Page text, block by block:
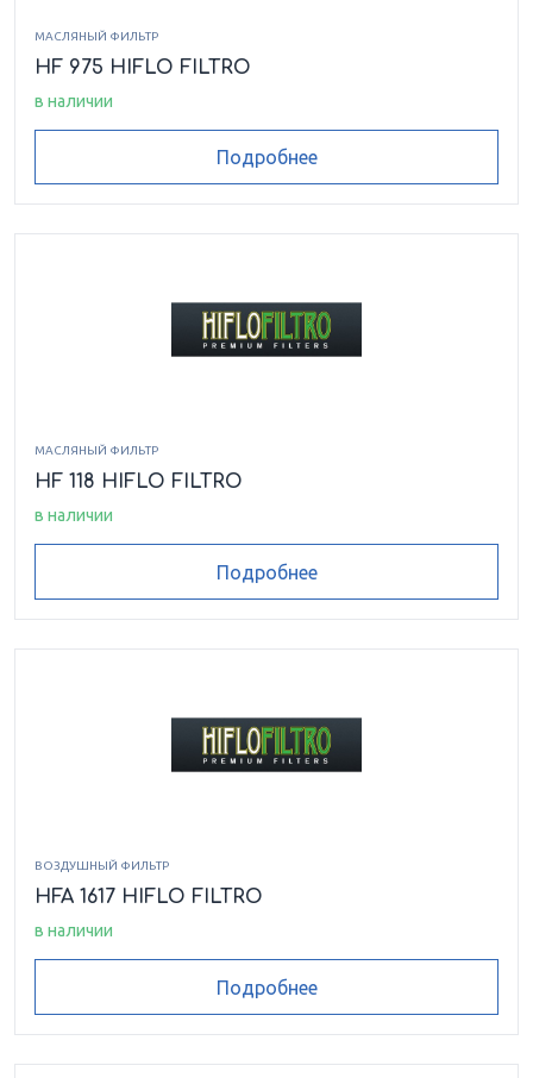
МАСЛЯНЫЙ ФИЛЬТР
HF 975 HIFLO FILTRO
в наличии
Подробнее
МАСЛЯНЫЙ ФИЛЬТР
HF 118 HIFLO FILTRO
в наличии
Подробнее
ВОЗДУШНЫЙ ФИЛЬТР
HFA 1617 HIFLO FILTRO
в наличии
Подробнее